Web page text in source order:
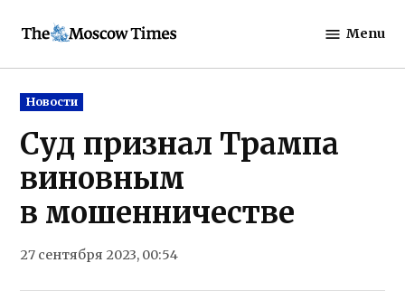
Moscow
Menu
Posted
in
Новости
Суд признал Трампа
виновным
в мошенничестве
27 сентября 2023, 00:54